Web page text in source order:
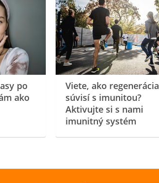
po
ako
Viete, ako regenerácia
súvisí s imunitou?
Aktivujte si s nami
imunitný systém